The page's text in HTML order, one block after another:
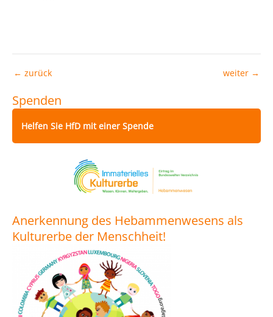
← zurück weiter →
Spenden
Helfen Sie HfD mit einer Spende
Anerkennung des Hebammenwesens als
Kulturerbe der Menschheit!